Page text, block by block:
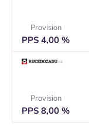
Provision
PPS 4,00 %
Provision
PPS 8,00 %